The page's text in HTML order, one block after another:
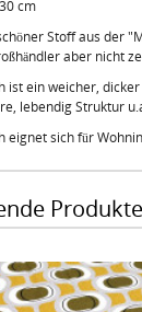
cm
Stoff aus der
aber nicht
ist ein weicher,
lebendig Struktur
eignet sich für